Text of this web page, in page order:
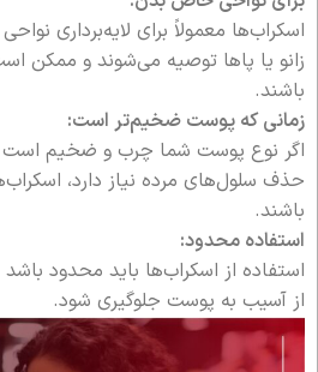
اسکراب‌ها معمولاً برای لایه‌برداری
زانو یا پاها توصیه می‌شوند و
باشند.
زمانی که پوست ضخیم‌تر است:
اگر نوع پوست شما چرب و ضخیم است
حذف سلول‌های مرده نیاز دارد،
باشند.
استفاده محدود:
استفاده از اسکراب‌ها باید محدود
از آسیب به پوست جلوگیری شود.